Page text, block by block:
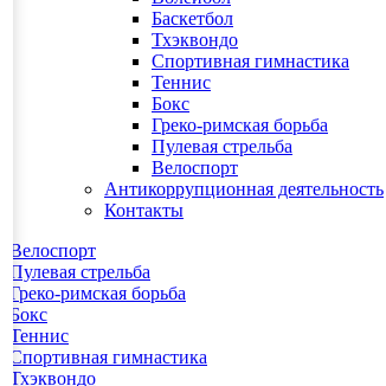
Баскетбол
Тхэквондо
Спортивная гимнастика
Теннис
Бокс
Греко-римская борьба
Пулевая стрельба
Велоспорт
Антикоррупционная деятельность
Контакты
Велоспорт
Пулевая стрельба
Греко-римская борьба
Бокс
Теннис
Спортивная гимнастика
Тхэквондо